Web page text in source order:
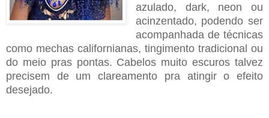
azulado, dark, neon ou
acinzentado, podendo ser
acompanhada de técnicas
como mechas californianas, tingimento tradicional ou
do meio pras pontas. Cabelos muito escuros talvez
precisem de um clareamento pra atingir o efeito
desejado.